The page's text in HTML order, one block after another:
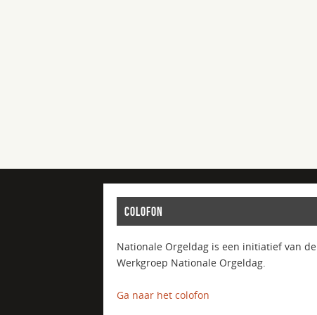
COLOFON
Nationale Orgeldag is een initiatief van de
Werkgroep Nationale Orgeldag.
Ga naar het colofon